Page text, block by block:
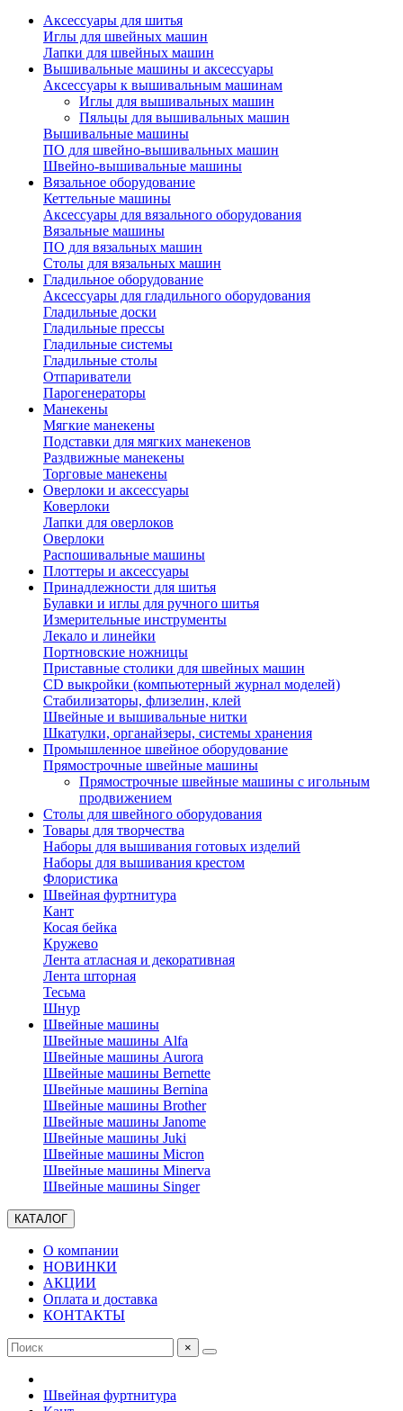
Аксессуары для шитья
Иглы для швейных машин
Лапки для швейных машин
Вышивальные машины и аксессуары
Аксессуары к вышивальным машинам
Иглы для вышивальных машин
Пяльцы для вышивальных машин
Вышивальные машины
ПО для швейно-вышивальных машин
Швейно-вышивальные машины
Вязальное оборудование
Кеттельные машины
Аксессуары для вязального оборудования
Вязальные машины
ПО для вязальных машин
Столы для вязальных машин
Гладильное оборудование
Аксессуары для гладильного оборудования
Гладильные доски
Гладильные прессы
Гладильные системы
Гладильные столы
Отпариватели
Парогенераторы
Манекены
Мягкие манекены
Подставки для мягких манекенов
Раздвижные манекены
Торговые манекены
Оверлоки и аксессуары
Коверлоки
Лапки для оверлоков
Оверлоки
Распошивальные машины
Плоттеры и аксессуары
Принадлежности для шитья
Булавки и иглы для ручного шитья
Измерительные инструменты
Лекало и линейки
Портновские ножницы
Приставные столики для швейных машин
СD выкройки (компьютерный журнал моделей)
Стабилизаторы, флизелин, клей
Швейные и вышивальные нитки
Шкатулки, органайзеры, системы хранения
Промышленное швейное оборудование
Прямострочные швейные машины
Прямострочные швейные машины с игольным
продвижением
Столы для швейного оборудования
Товары для творчества
Наборы для вышивания готовых изделий
Наборы для вышивания крестом
Флористика
Швейная фуртнитура
Кант
Косая бейка
Кружево
Лента aтласная и декоративная
Лента шторная
Тесьма
Шнур
Швейные машины
Швейные машины Alfa
Швейные машины Aurora
Швейные машины Bernette
Швейные машины Bernina
Швейные машины Brother
Швейные машины Janome
Швейные машины Juki
Швейные машины Micron
Швейные машины Minerva
Швейные машины Singer
КАТАЛОГ
О компании
НОВИНКИ
АКЦИИ
Оплата и доставка
КОНТАКТЫ
×
Швейная фуртнитура